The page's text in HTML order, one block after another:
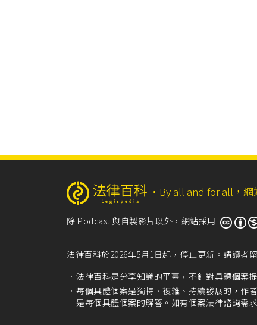
‧ By all and for all，網
除 Podcast 與自製影片以外，網站採用
法律百科於2026年5月1日起，停止更新。請讀者
法律百科是分享知識的平臺，不針對具體個案
每個具體個案是獨特、複雜、持續發展的，作
是每個具體個案的解答。如有個案法律諮詢需